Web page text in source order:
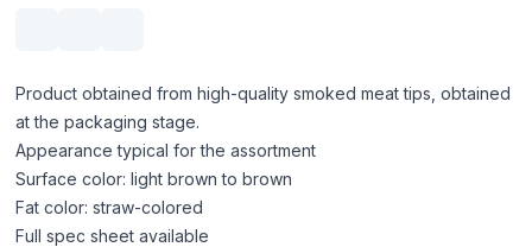
Product obtained from high-quality smoked meat tips, obtained
at the packaging stage.
Appearance typical for the assortment
Surface color: light brown to brown
Fat color: straw-colored
Full spec sheet available